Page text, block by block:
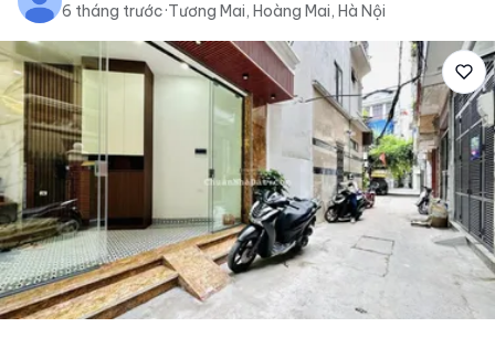
6 tháng trước·Tương Mai, Hoàng Mai, Hà Nội